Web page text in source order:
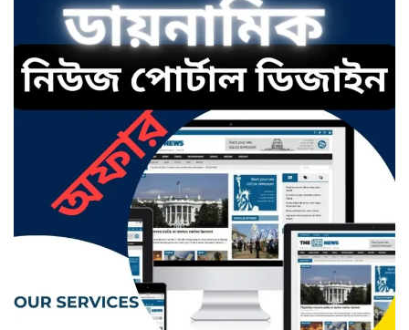
ছাতকে এক স্কুল ছাত্রী পাশবিকতার
শিকার অভিযুক্ত
ছাতক থানার পুলিশ সদস্য সংগীতে
শ্রেষ্ঠ শিল্পী নির্বাচিত
ছাতকের নবাগত ইউএনও’র সাথে
প্রেসক্লাব নেতৃবৃন্দের সাক্ষাত
কথাসাহিত্যিক রাবেয়া খাতুন আর নেই